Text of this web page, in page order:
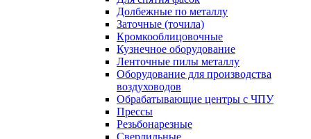
Долбежные по металлу
Заточные (точила)
Кромкооблицовочные
Кузнечное оборудование
Ленточные пилы металлу
Оборудование для производства
воздуховодов
Обрабатывающие центры с ЧПУ
Прессы
Резьбонарезные
Сверлильные